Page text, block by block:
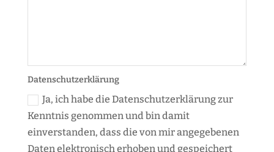
Datenschutzerklärung
Ja, ich habe die Datenschutzerklärung zur
Kenntnis genommen und bin damit
einverstanden, dass die von mir angegebenen
Daten elektronisch erhoben und gespeichert